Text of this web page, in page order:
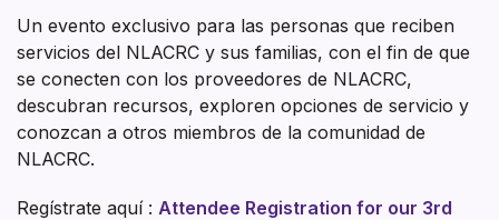
Un evento exclusivo para las personas que reciben
servicios del NLACRC y sus familias, con el fin de que
se conecten con los proveedores de NLACRC,
descubran recursos, exploren opciones de servicio y
conozcan a otros miembros de la comunidad de
NLACRC.
Regístrate aquí : Attendee Registration for our 3rd